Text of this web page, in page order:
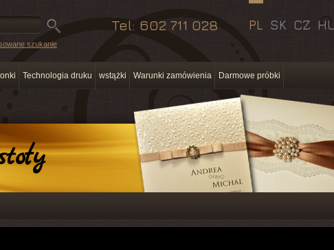
Tel: 602 711 028 CZ
SK
PL
Technologia druku wstążki Warunki zamówienia Darmowe próbki
szukanie